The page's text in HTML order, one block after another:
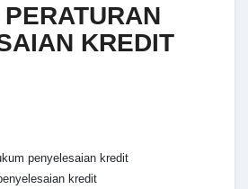
KREDIT
penyelesaian kredit
kredit